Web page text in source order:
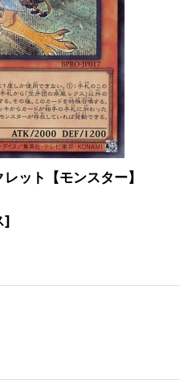
ット【モンスター】
]